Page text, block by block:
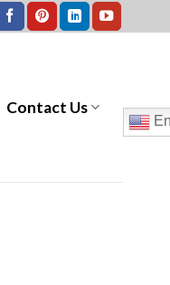
Contact Us